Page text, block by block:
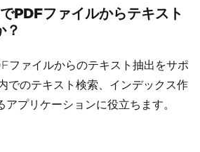
PDFファイルからテキスト
？
ファイルからのテキスト抽出をサポ
でのテキスト検索、インデックス作
アプリケーションに役立ちます。